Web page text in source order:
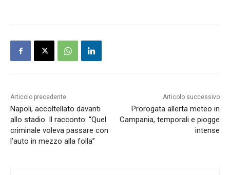
Articolo precedente
Napoli, accoltellato davanti
allo stadio. Il racconto: “Quel
criminale voleva passare con
l’auto in mezzo alla folla”
Articolo successivo
Prorogata allerta meteo in
Campania, temporali e piogge
intense